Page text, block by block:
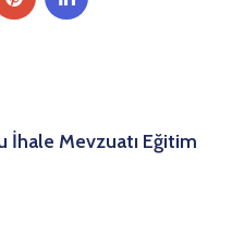
İhale Mevzuatı Eğitim